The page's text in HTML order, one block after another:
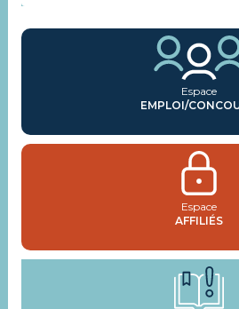
Espace
EMPLOI/
Espace
AFFILIÉS